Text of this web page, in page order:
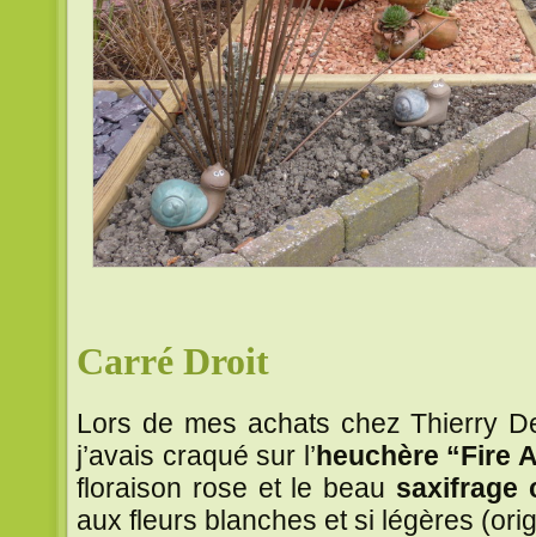
Carré Droit
Lors de mes achats chez Thierry
j’avais craqué sur l’heuchère “Fire
floraison rose et le beau saxifrage
aux fleurs blanches et si légères